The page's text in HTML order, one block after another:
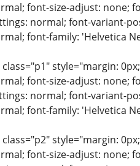
font-size-adjust: none;
normal; font-variant-
font-family: 'Helvetica
class="p1" style="margin:
font-size-adjust: none;
normal; font-variant-
font-family: 'Helvetica
class="p2" style="margin:
font-size-adjust: none;